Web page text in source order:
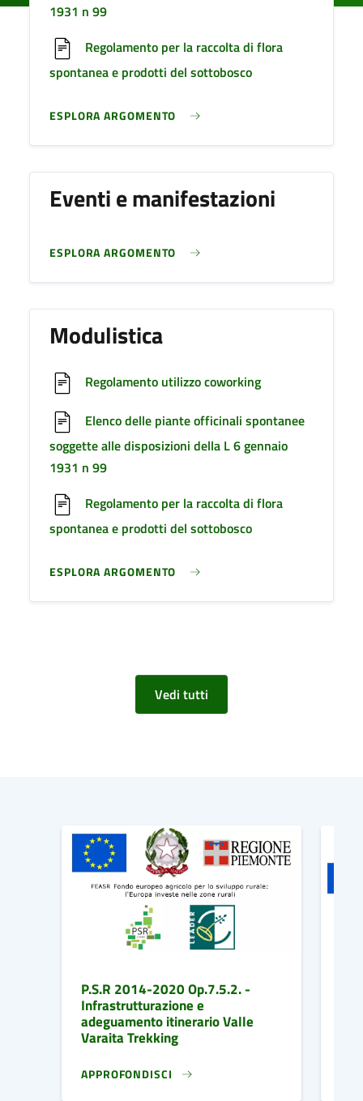
1931 n 99
Regolamento per la raccolta di flora
spontanea e prodotti del sottobosco
ESPLORA ARGOMENTO
Eventi e manifestazioni
ESPLORA ARGOMENTO
Modulistica
Regolamento utilizzo coworking
Elenco delle piante officinali spontanee
soggette alle disposizioni della L 6 gennaio
1931 n 99
Regolamento per la raccolta di flora
spontanea e prodotti del sottobosco
ESPLORA ARGOMENTO
Vedi tutti
P.S.R 2014-2020 Op.7.5.2. -
Infrastrutturazione e
adeguamento itinerario Valle
Varaita Trekking
APPROFONDISCI
P.S.R 2014-2020 OP.7.5.2. -